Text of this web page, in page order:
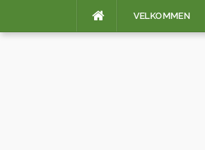
VELKOMMEN